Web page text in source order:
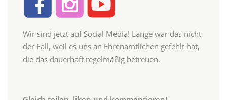
Wir sind jetzt auf Social Media! Lange war das nicht
der Fall, weil es uns an Ehrenamtlichen gefehlt hat,
die das dauerhaft regelmäßig betreuen.